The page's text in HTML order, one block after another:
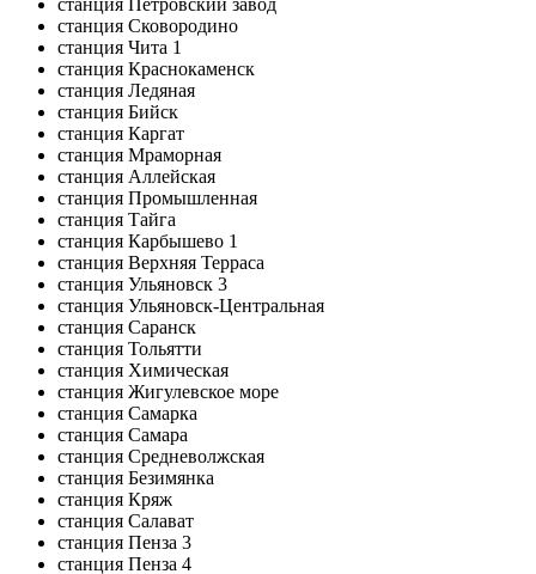
станция Сковородино
станция Чита 1
станция Краснокаменск
станция Ледяная
станция Бийск
станция Каргат
станция Мраморная
станция Аллейская
станция Промышленная
станция Тайга
станция Карбышево 1
станция Верхняя Терраса
станция Ульяновск 3
станция Ульяновск-Центральная
станция Саранск
станция Тольятти
станция Химическая
станция Жигулевское море
станция Самарка
станция Самара
станция Средневолжская
станция Безимянка
станция Кряж
станция Салават
станция Пенза 3
станция Пенза 4